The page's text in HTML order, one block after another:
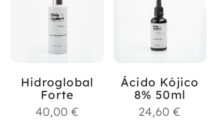
Hidroglobal
Forte
40,00€
Ácido Kójico
8% 50ml
24,60€